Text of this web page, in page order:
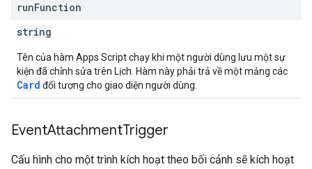
runFunction
string
Tên của hàm Apps Script chạy khi một người dùng lưu một sự
kiện đã chỉnh sửa trên Lịch. Hàm này phải trả về một mảng các
Card đối tượng cho giao diện người dùng.
EventAttachmentTrigger
Cấu hình cho một trình kích hoạt theo bối cảnh sẽ kích hoạt